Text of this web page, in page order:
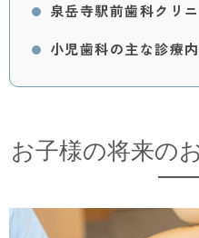
泉岳寺駅前歯科クリ
小児歯科の主な診療
お子様の将来の